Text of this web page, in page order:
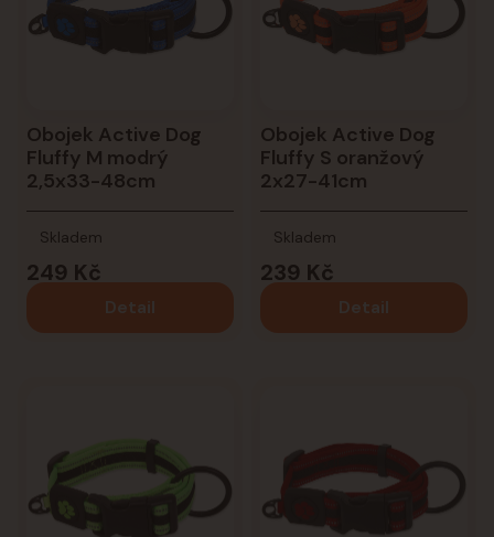
Obojek Active Dog
Fluffy M modrý
2,5x33-48cm
249 Kč
Skladem
Detail
Obojek Active Dog
Fluffy S oranžový
2x27-41cm
239 Kč
Skladem
Detail